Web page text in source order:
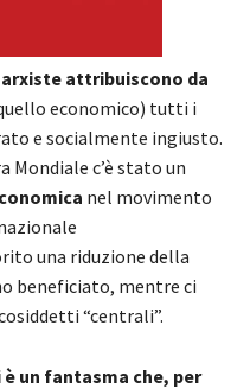
attribuiscono da
economico) tutti i
e socialmente ingiusto.
Mondiale c’è stato un
nel movimento
una riduzione della
beneficiato, mentre ci
“centrali”.
un fantasma che, per